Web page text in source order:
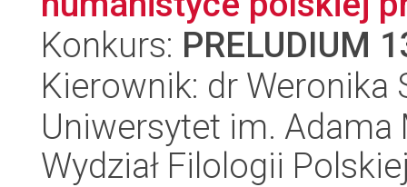
Konkurs: PRELUDIUM
Kierownik: dr Weronika
Uniwersytet im.
Wydział Filologii